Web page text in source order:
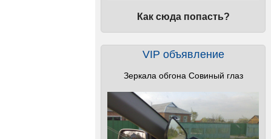
Как сюда попасть?
VIP объявление
Зеркала обгона Совиный глаз